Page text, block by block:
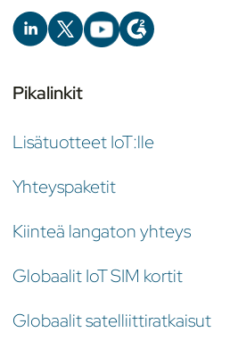
Pikalinkit
Lisätuotteet IoT:lle
Yhteyspaketit
Kiinteä langaton yhteys
Globaalit IoT SIM kortit
Globaalit satelliittiratkaisut